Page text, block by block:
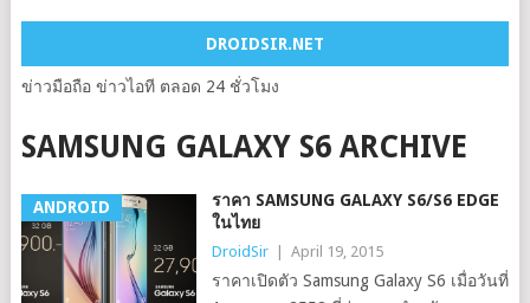
DROIDSIR.NET
ข่าวมือถือ ข่าวไอที ตลอด 24 ชั่วโมง
SAMSUNG GALAXY S6 ARCHIVE
ANDROID
ราคา SAMSUNG GALAXY S6/S6 EDGE
ในไทย
DroidSir April 19, 2015
ราคาเปิดตัว Samsung Galaxy S6 เมื่อวันที่